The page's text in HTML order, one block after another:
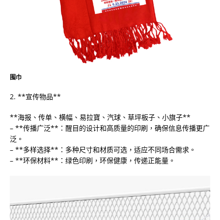
围巾
2. **宣传物品**
**海报、传单、横幅、易拉寶、汽球、草坪板子、小旗子**
– **传播广泛**：醒目的设计和高质量的印刷，确保信息传播更广
泛。
– **多样选择**：多种尺寸和材质可选，适应不同场合需求。
– **环保材料**：绿色印刷，环保健康，传递正能量。